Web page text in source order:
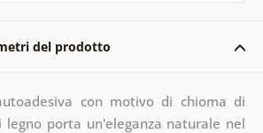
del prodotto
con motivo di chioma di
porta un'eleganza naturale nel